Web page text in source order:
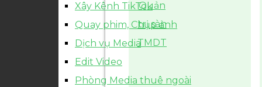
Xây Kênh TikTok
Quay phim, Chụp ảnh
Dịch vụ Media
Edit Video
Phòng Media thuê ngoài